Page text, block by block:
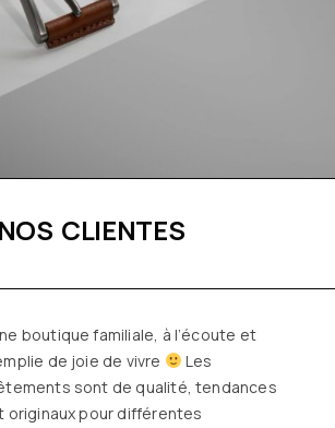
NOS CLIENTES
boutique familiale, à l’écoute et
de joie de vivre
Les
sont de qualité, tendances
originaux pour différentes